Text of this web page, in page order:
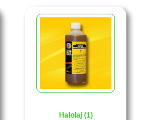
Halolaj (1)